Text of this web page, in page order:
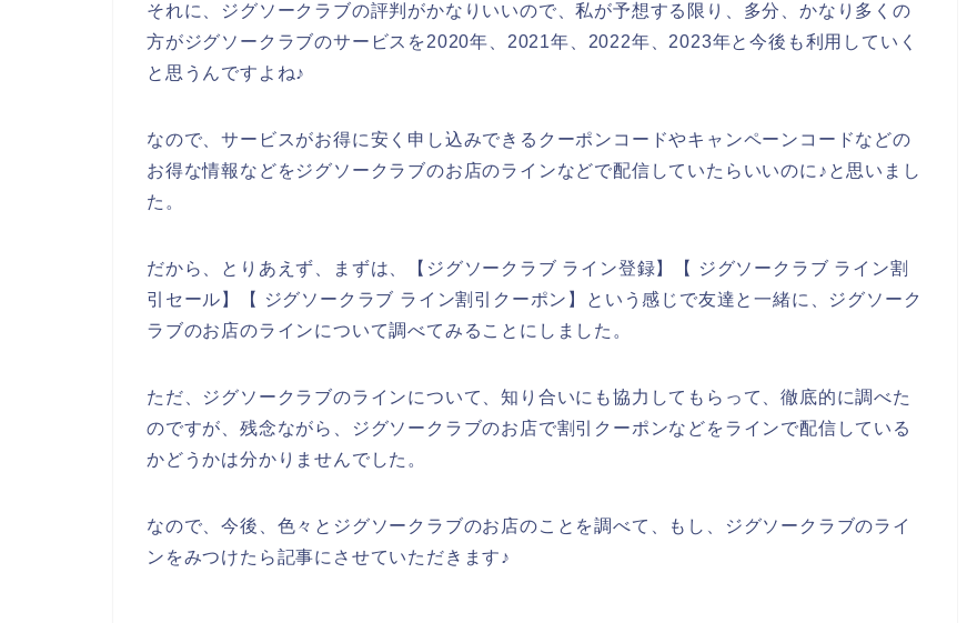
それに、ジグソークラブの評判がかなりいいので、私が予想する限り、多分、かなり多くの
方がジグソークラブのサービスを2020年、2021年、2022年、2023年と今後も利用していく
と思うんですよね♪
なので、サービスがお得に安く申し込みできるクーポンコードやキャンペーンコードなどの
お得な情報などをジグソークラブのお店のラインなどで配信していたらいいのに♪と思いまし
た。
だから、とりあえず、まずは、【ジグソークラブ ライン登録】【 ジグソークラブ ライン割
引セール】【 ジグソークラブ ライン割引クーポン】という感じで友達と一緒に、ジグソーク
ラブのお店のラインについて調べてみることにしました。
ただ、ジグソークラブのラインについて、知り合いにも協力してもらって、徹底的に調べた
のですが、残念ながら、ジグソークラブのお店で割引クーポンなどをラインで配信している
かどうかは分かりませんでした。
なので、今後、色々とジグソークラブのお店のことを調べて、もし、ジグソークラブのライ
ンをみつけたら記事にさせていただきます♪